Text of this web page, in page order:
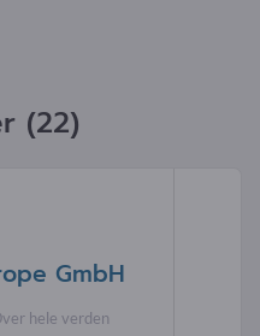
(22)
GmbH
hele verden